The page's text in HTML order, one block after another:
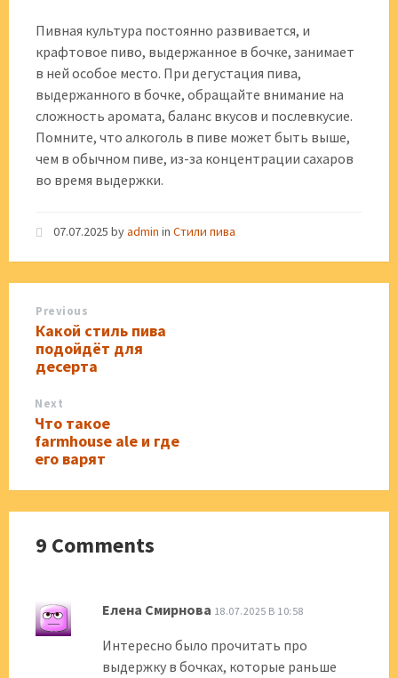
Пивная культура постоянно развивается, и
крафтовое пиво, выдержанное в бочке, занимает
в ней особое место. При дегустация пива,
выдержанного в бочке, обращайте внимание на
сложность аромата, баланс вкусов и послевкусие.
Помните, что алкоголь в пиве может быть выше,
чем в обычном пиве, из-за концентрации сахаров
во время выдержки.
07.07.2025 byadmin in Стили пива
Previous
Какой стиль пива
подойдёт для
десерта
Next
Что такое
farmhouse ale и где
его варят
9 Comments
Елена Смирнова 18.07.2025 В 10:58
Интересно было прочитать про
выдержку в бочках, которые раньше